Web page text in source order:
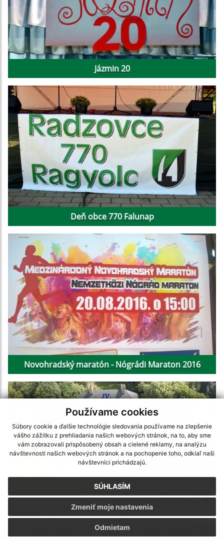
Používame cookies
Súbory cookie a ďalšie technológie sledovania používame na zlepšenie
vášho zážitku z prehliadania našich webových stránok, na to, aby sme
vám zobrazovali prispôsobený obsah a cielené reklamy, na analýzu
návštevnosti našich webových stránok a na pochopenie toho, odkiaľ naši
návštevníci prichádzajú.
SÚHLASÍM
Odmietam
Zmeniť moje nastavenia
Jázmin 20
Deň obce 770 Falunap
Novohradský maratón - Nógrádi Maraton 2016
IV. Palóc Világtalálkozó - Bátonyterenye